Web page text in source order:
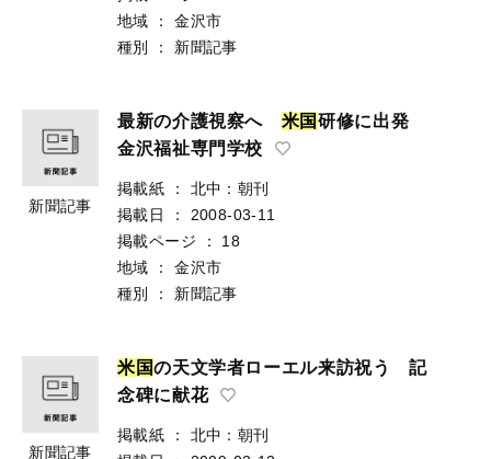
地域
：
金沢市
種別
： 新聞記事
新聞記事
最新の介護視察へ 米国研修に出発
金沢福祉専門学校
掲載紙 ：
北中：朝刊
掲載日
：
2008-03-11
掲載ページ
：
18
地域
：
金沢市
種別
： 新聞記事
新聞記事
米 国の天文学者ローエル来訪祝う 記
念碑に献花
掲載紙 ：
北中：朝刊